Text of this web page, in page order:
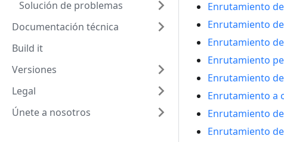
Solución de problemas
Documentación técnica
Build it
Versiones
Legal
Únete a nosotros
Enrutamiento
Enrutamiento
Enrutamiento
Enrutamiento
Enrutamiento
Enrutamiento a
Enrutamiento
Enrutamiento